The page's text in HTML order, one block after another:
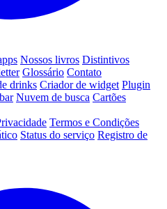
Nossos livros Distintivos
Glossário Contato
drinks Criador de widget Plugin
Nuvem de busca Cartões
Termos e Condições
Status do serviço Registro de